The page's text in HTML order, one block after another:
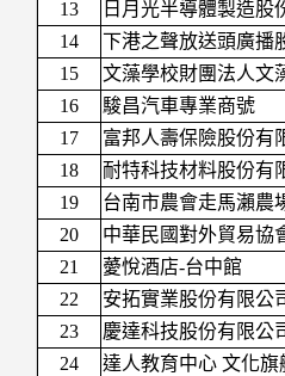
13
日月光半導體製造股
14
下港之聲放送頭廣播
15
文藻學校財團法人文
16
駿昌汽車專業商號
17
富邦人壽保險股份有
18
耐特科技材料股份有
19
台南市農會走馬瀨農
20
中華民國對外貿易協
21
薆悅酒店-台中館
22
安拓實業股份有限公
23
慶達科技股份有限公
24
達人教育中心 文化旗